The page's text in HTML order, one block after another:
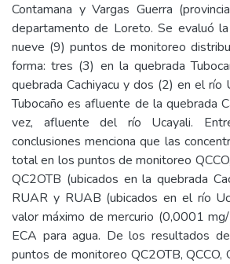
Contamana y Vargas Guerra
departamento de Loreto. Se evaluó
nueve (9) puntos de monitoreo
forma: tres (3) en la quebrada
quebrada Cachiyacu y dos (2) en el río
Tubocaño es afluente de la quebrada
vez, afluente del río Ucayali.
conclusiones menciona que las
total en los puntos de monitoreo
QC2OTB (ubicados en la quebrada
RUAR y RUAB (ubicados en el río
valor máximo de mercurio (0,0001
ECA para agua. De los resultados
puntos de monitoreo QC2OTB, QCCO,